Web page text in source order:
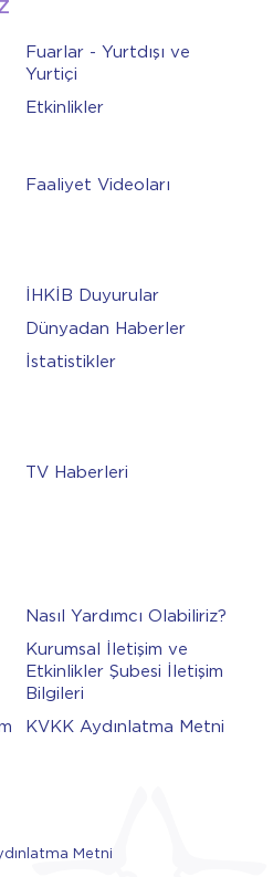
Fuarlar - Yurtdışı ve
Yurtiçi
Etkinlikler
Faaliyet Videoları
İHKİB Duyurular
Dünyadan Haberler
İstatistikler
TV Haberleri
Nasıl Yardımcı Olabiliriz?
Kurumsal İletişim ve
Etkinlikler Şubesi İletişim
Bilgileri
KVKK Aydınlatma Metni
Metni